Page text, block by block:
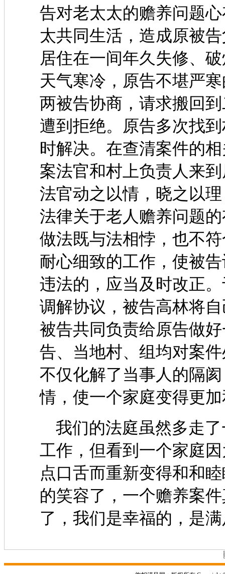
告对老太太的赡养问题
太共同生活，造成原被
居住在一间年久失修、
天气寒冷，原告不堪严
两被告协商，请求搬回
遭到拒绝。原告多次找
时解决。在查清案件的
案法官和村上负责人来
法官动之以情，晓之以
法律关于老人赡养问题
做法既与法相悖，也不
耐心细致的工作，使被
违法的，应当及时改正
调解协议，被告高林将
被告共同负责给原告做
告、当地村、组均对案
不仅化解了当事人的隔
情，使一个家庭变得更
我们的法庭虽然多走了
工作，但看到一个家庭
点口舌而重新变得和和
的笑容了，一个赡养案
了，我们是幸福的，是